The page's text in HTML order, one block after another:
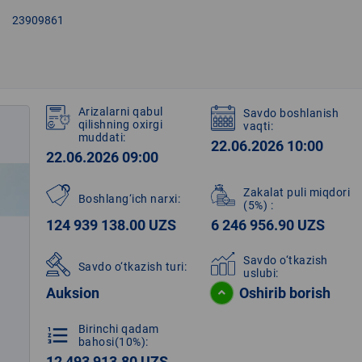
23909861
Arizalarni qabul
qilishning oxirgi
muddati:
22.06.2026 09:00
Savdo boshlanish
vaqti:
22.06.2026 10:00
Boshlang‘ich narxi:
124 939 138.00 UZS
Zakalat puli miqdori
(5%) :
6 246 956.90 UZS
Savdo o‘tkazish turi:
Auksion
Savdo o‘tkazish
uslubi:
Oshirib borish
format_list_numbered
Birinchi qadam
bahosi(10%):